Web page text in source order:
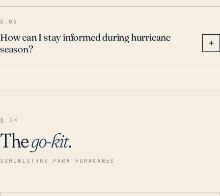
Q.05
How can I stay informed during hurricane
season?
+
§ 04
Thego-kit.
SUMINISTROS PARA HURACANES